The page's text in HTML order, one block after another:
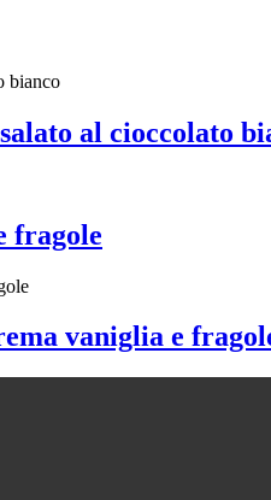
al cioccolato
fragole
vaniglia e